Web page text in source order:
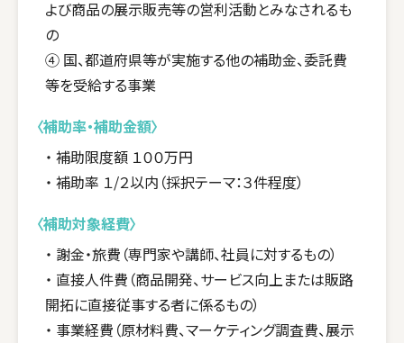
よび商品の展示販売等の営利活動とみなされるも
の
④ 国、都道府県等が実施する他の補助金、委託費
等を受給する事業
〈補助率・補助金額〉
・ 補助限度額 １００万円
・ 補助率 １/２以内（採択テーマ：３件程度）
〈補助対象経費〉
・ 謝金・旅費（専門家や講師、社員に対するもの）
・ 直接人件費（商品開発、サービス向上または販路
開拓に直接従事する者に係るもの）
・ 事業経費（原材料費、マーケティング調査費、展示